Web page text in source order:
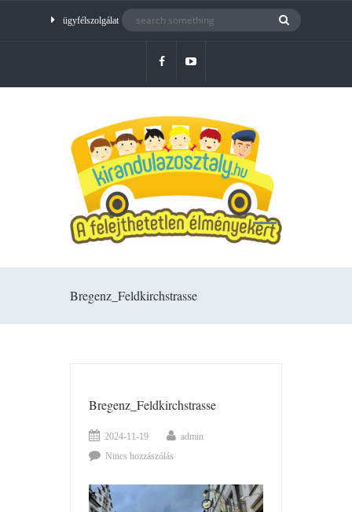
ügyfélszolgálat
Bregenz_Feldkirchstrasse
Bregenz_Feldkirchstrasse
2024-11-19
admin
Nincs hozzászólás